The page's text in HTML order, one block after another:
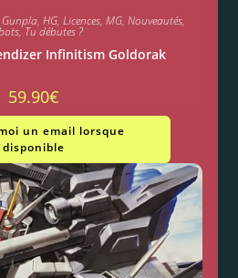
Gunpla, HG, Licences, MG, Nouveautés,
,Tu débutes ?
Infinitism Goldorak
59.90€
un email lorsque
disponible